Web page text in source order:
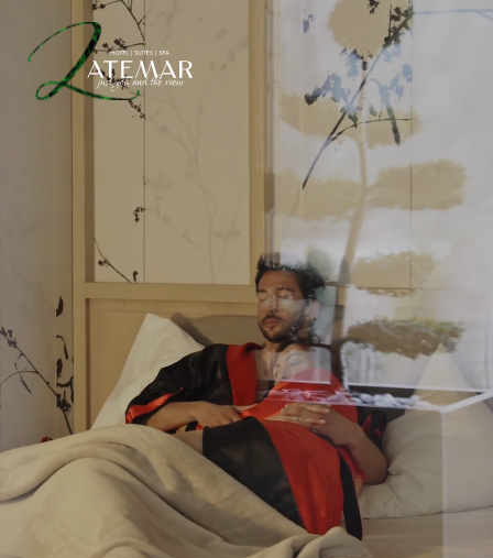
INTERNATIONALE SUITEN ANGEBOTE
ERLEBNISSE
HOTEL LATEMAR
SUITES & ROOMS
WELLNESS & RELAXATION
SPA ONIRO
PRIVATE SPA OFURO
EN